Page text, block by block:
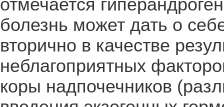
отмечается
болезнь может дать о
вторично в качестве
неблагоприятных
коры надпочечников